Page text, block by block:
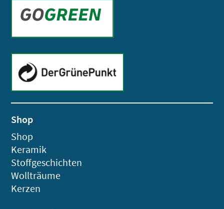
Shop
Shop
Keramik
Stoffgeschichten
Wollträume
Kerzen